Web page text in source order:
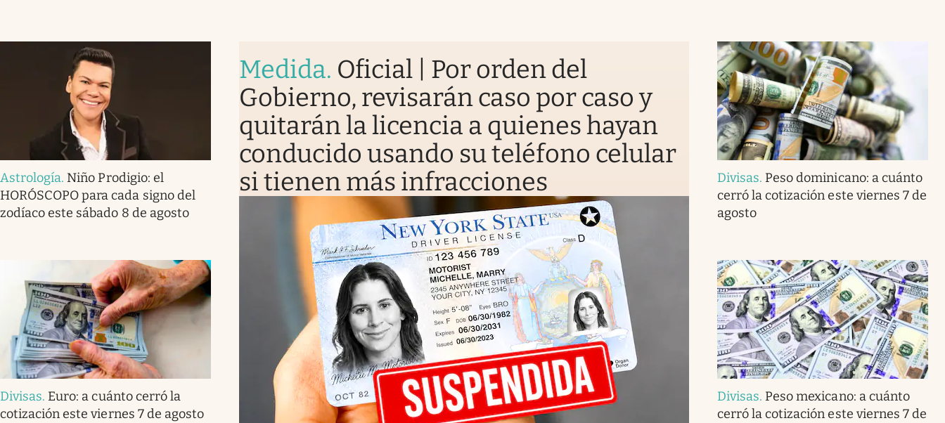
Astrología. Niño Prodigio: el
HORÓSCOPO para cada signo del
zodíaco este sábado 8 de agosto
Medida. Oficial | Por orden del
Gobierno, revisarán caso por caso y
quitarán la licencia a quienes hayan
conducido usando su teléfono celular
si tienen más infracciones
Divisas. Peso dominicano: a cuánto
cerró la cotización este viernes 7 de
agosto
Divisas. Euro: a cuánto cerró la
cotización este viernes 7 de agosto
Divisas. Peso mexicano: a cuánto
cerró la cotización este viernes 7 de